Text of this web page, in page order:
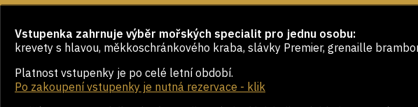
Vstupenka zahrnuje výběr mořských specialit pro jednu osobu:
krevety s hlavou, měkkoschránkového kraba, slávky Premier, grenaille
Platnost vstupenky je po celé letní období.
Po zakoupení vstupenky je nutná rezervace - klik